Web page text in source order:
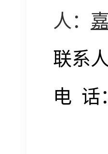
人 ：
联系人
电 话